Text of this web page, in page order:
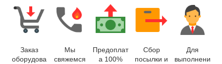
Заказ
оборудова
Мы
свяжемся
Предоплат
а 100%
Сбор
посылки и
Для
выполнени